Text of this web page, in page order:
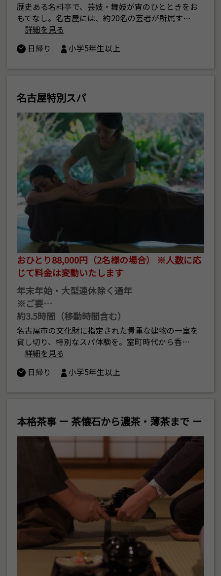
歴史ある名料亭で、芸妓・舞妓が宵のひとときをお
もてなし。名古屋には、約20名の芸者が所属す…
詳細を見る
日帰り
小学5年生以上
名古屋特別スパ
おひとり88,000円（2名様の場合） ※人数に応
じて料金は変動いたします
年末年始・大型連休除く通年
※ご要…
約3.5時間（移動時間含む）
名古屋市の文化財に指定された貴重な建物の一室を
貸し切り、特別なスパ体験を。室町時代から香…
詳細を見る
日帰り
小学5年生以上
本格茶事 ー 茶懐石から濃茶・薄茶まで ー